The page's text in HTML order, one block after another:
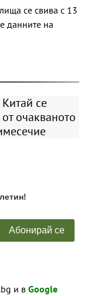
се свива с 13
данните на
се
очакваното
и в Google